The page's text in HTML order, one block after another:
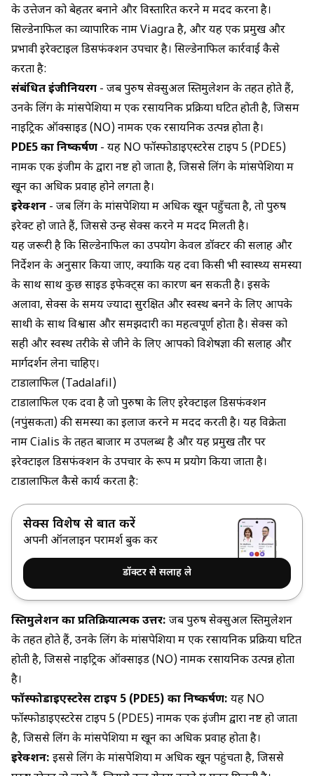
के उत्तेजन को बेहतर बनाने और विस्तारित करने में मदद करना है।
सिल्डेनाफिल का व्यापारिक नामViagraहै, और यह एक प्रमुख और
प्रभावी इरेक्टाइल डिसफंक्शन उपचार है। सिल्डेनाफिल कार्रवाई कैसे
करता है:
संबंधित इंजीनियरिंग - जब पुरुष सेक्सुअल स्तिमुलेशन के तहत होते हैं,
उनके लिंग के मांसपेशियों में एक रसायनिक प्रक्रिया घटित होती है, जिसमें
नाइट्रिक ऑक्साइड (NO) नामक एक रसायनिक उत्पन्न होता है।
PDE5 का निष्कर्षण - यह NO फॉस्फोडाइएस्टरेस टाइप 5 (PDE5)
नामक एक इंजीम के द्वारा नष्ट हो जाता है, जिससे लिंग के मांसपेशियों में
खून का अधिक प्रवाह होने लगता है।
इरेक्शन - जब लिंग के मांसपेशियों में अधिक खून पहुँचता है, तो पुरुष
इरेक्ट हो जाते हैं, जिससे उन्हें सेक्स करने में मदद मिलती है।
यह जरूरी है कि सिल्डेनाफिल का उपयोग केवल डॉक्टर की सलाह और
निर्देशन के अनुसार किया जाए, क्योंकि यह दवा किसी भी स्वास्थ्य समस्या
के साथ साथ कुछ साइड इफेक्ट्स का कारण बन सकती है। इसके
अलावा, सेक्स के समय ज्यादा सुरक्षित और स्वस्थ बनने के लिए आपके
साथी के साथ विश्वास और समझदारी का महत्वपूर्ण होता है। सेक्स को
सही और स्वस्थ तरीके से जीने के लिए आपको विशेषज्ञों की सलाह और
मार्गदर्शन लेना चाहिए।
टाडालाफिल (Tadalafil)
टाडालाफिलएक दवा है जो पुरुषों के लिए इरेक्टाइल डिसफंक्शन
(नपुंसकता) की समस्या का इलाज करने में मदद करती है। यह विक्रेता
नामCialis के तहत बाजार में उपलब्ध है और यह प्रमुख तौर पर
इरेक्टाइल डिसफंक्शन के उपचार के रूप में प्रयोग किया जाता है।
टाडालाफिल कैसे कार्य करता है:
सेक्स विशेषज्ञ से बात करें
अपनी ऑनलाइन परामर्श बुक करें
डॉक्टर से सलाह ले
स्तिमुलेशन का प्रतिक्रियात्मक उत्तर: जब पुरुष सेक्सुअल स्तिमुलेशन
के तहत होते हैं, उनके लिंग के मांसपेशियों में एक रसायनिक प्रक्रिया घटित
होती है, जिससे नाइट्रिक ऑक्साइड (NO) नामक रसायनिक उत्पन्न होता
है।
फॉस्फोडाइएस्टरेस टाइप 5 (PDE5) का निष्कर्षण: यह NO
फॉस्फोडाइएस्टरेस टाइप 5 (PDE5) नामक एक इंजीम द्वारा नष्ट हो जाता
है, जिससे लिंग के मांसपेशियों में खून का अधिक प्रवाह होता है।
इरेक्शन: इससे लिंग के मांसपेशियों में अधिक खून पहुंचता है, जिससे